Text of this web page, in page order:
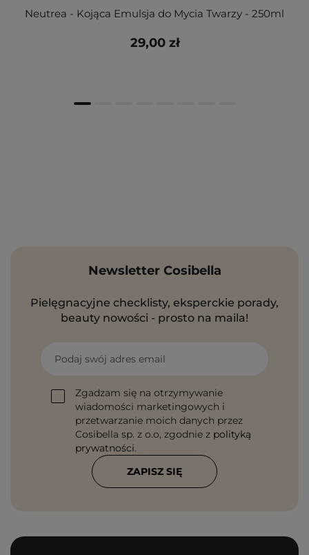
Neutrea - Kojąca Emulsja do Mycia Twarzy - 250ml
29,00 zł
Newsletter Cosibella
Pielęgnacyjne checklisty, eksperckie porady,
beauty nowości - prosto na maila!
Podaj swój adres email
Zgadzam się na otrzymywanie
wiadomości marketingowych i
przetwarzanie moich danych przez
Cosibella sp. z o.o, zgodnie z polityką
prywatności.
ZAPISZ SIĘ